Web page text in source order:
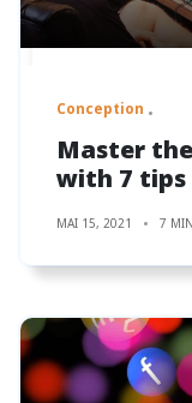
Conception
Master
with 7 tips
MAI 15, 2021 7